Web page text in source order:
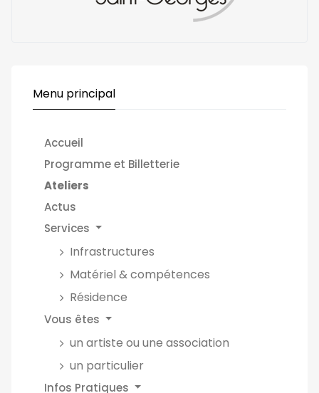
Menu principal
Accueil
Programme et Billetterie
Ateliers
Actus
Services
Infrastructures
Matériel & compétences
Résidence
Vous êtes
un artiste ou une association
un particulier
Infos Pratiques